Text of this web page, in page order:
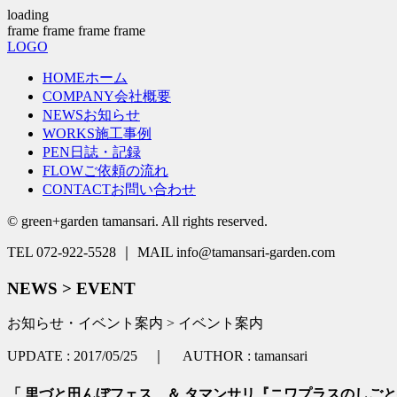
loading
frame frame frame frame
LOGO
HOMEホーム
COMPANY会社概要
NEWSお知らせ
WORKS施工事例
PEN 日誌・記録
FLOWご依頼の流れ
CONTACTお問い合わせ
© green+garden tamansari. All rights reserved.
TEL 072-922-5528 ｜ MAIL info@tamansari-garden.com
NEWS > EVENT
お知らせ・イベント案内 > イベント案内
UPDATE : 2017/05/25 ｜ AUTHOR : tamansari
「 里づと田んぼフェス ＆ タマンサリ『ニワプラスのしごと